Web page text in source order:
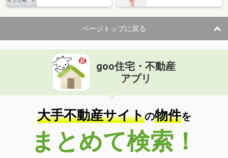
住 所
宮崎県宮崎市吉村町
専有面積 50.96m²
間取り
1LDK
宮崎県宮崎市中津瀬町
価 格
住 所
宮崎県宮崎市中津瀬町
専有面積 19.87m²
間取り
1K
宮崎県延岡市野田３
価 格
4.70万円
ページトップに戻る
goo住宅・不動産
アプリ
大手不動産サイトの物件を
まとめて検索！